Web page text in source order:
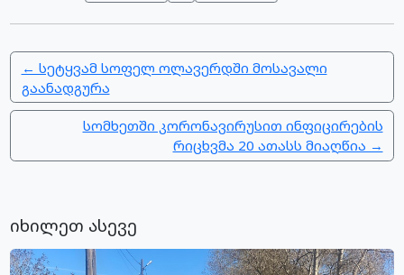
← სეტყვამ სოფელ ოლავერდში მოსავალი
გაანადგურა
სომხეთში კორონავირუსით ინფიცირების
რიცხვმა 20 ათასს მიაღწია →
იხილეთ ასევე